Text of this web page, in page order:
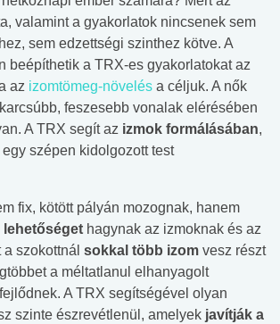
valamint a gyakorlatok nincsenek sem
sem edzettségi szinthez kötve. A
beépíthetik a TRX-es gyakorlatokat az
az izomtömeg-növelés a céljuk. A nők
feszesebb vonalak elérésében
A TRX segít az izmok formálásában,
egy szépen kidolgozott test
fix, kötött pályán mozognak, hanem
lehetőséget hagynak az izmoknak és az
szokottnál sokkal több izom vesz részt
a méltatlanul elhanyagolt
A TRX segítségével olyan
szinte észrevétlenül, amelyek javítják a